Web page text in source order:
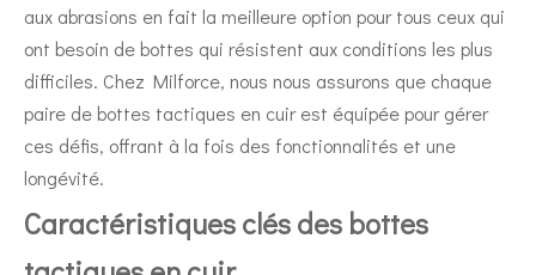
aux abrasions en fait la meilleure option pour tous ceux qui
ont besoin de bottes qui résistent aux conditions les plus
difficiles. Chez Milforce, nous nous assurons que chaque
paire de bottes tactiques en cuir est équipée pour gérer
ces défis, offrant à la fois des fonctionnalités et une
longévité.
Caractéristiques clés des bottes